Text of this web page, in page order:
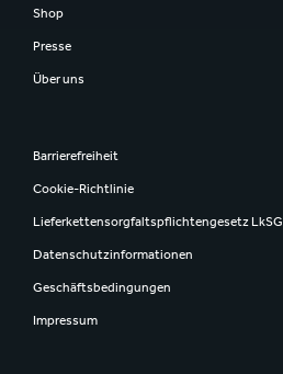
Shop
Presse
Über uns
Barrierefreiheit
Cookie-Richtlinie
Lieferkettensorgfaltspflichtengesetz LkSG
Datenschutzinformationen
Geschäftsbedingungen
Impressum